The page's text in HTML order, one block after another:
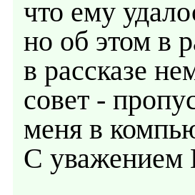
что ему
но об этом в
в рассказе
совет -
меня в
С уважением